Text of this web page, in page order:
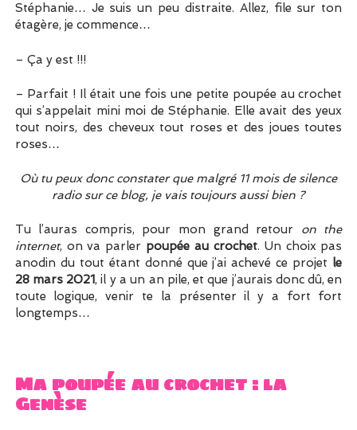
Stéphanie… Je suis un peu distraite. Allez, file sur ton
étagère, je commence…
– Ça y est !!!
– Parfait ! Il était une fois une petite poupée au crochet
qui s’appelait mini moi de Stéphanie. Elle avait des yeux
tout noirs, des cheveux tout roses et des joues toutes
roses…
Où tu peux donc constater que malgré 11 mois de silence
radio sur ce blog, je vais toujours aussi bien ?
Tu l’auras compris, pour mon grand retour on the
internet, on va parler poupée au crochet. Un choix pas
anodin du tout étant donné que j’ai achevé ce projet le
28 mars 2021, il y a un an pile, et que j’aurais donc dû, en
toute logique, venir te la présenter il y a fort fort
longtemps…
Ma poupée au crochet : la
Genèse